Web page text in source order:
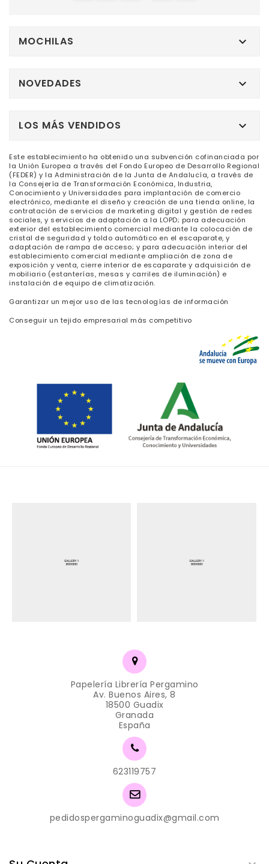
MOCHILAS 
NOVEDADES 
LOS MÁS VENDIDOS 
Este establecimiento ha obtenido una subvención cofinanciada por
la Unión Europea a través del Fondo Europeo de Desarrollo Regional
(FEDER) y la Administración de la Junta de Andalucía, a través de
la Consejería de Transformación Económica, Industria,
Conocimiento y Universidades para implantación de comercio
electrónico, mediante el diseño y creación de una tienda online, la
contratación de servicios de marketing digital y gestión de redes
sociales, y servicios de adaptación a la LOPD; para adecuación
exterior del establecimiento comercial mediante la colocación de
cristal de seguridad y toldo automático en el escaparate, y
adaptación de rampa de acceso; y para adecuación interior del
establecimiento comercial mediante ampliación de zona de
exposición y venta, cierre interior de escaparate y adquisición de
mobiliario (estanterías, mesas y carriles de iluminación) e
instalación de equipo de climatización.
Garantizar un mejor uso de las tecnologías de información
Conseguir un tejido empresarial más competitivo
Papelería Librería Pergamino
Av. Buenos Aires, 8
18500 Guadix
Granada
España
623119757
pedidospergaminoguadix@gmail.com